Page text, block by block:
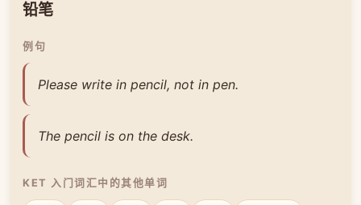
铅笔
例句
Please write in pencil, not in pen.
The pencil is on the desk.
KET 入门词汇中的其他单词